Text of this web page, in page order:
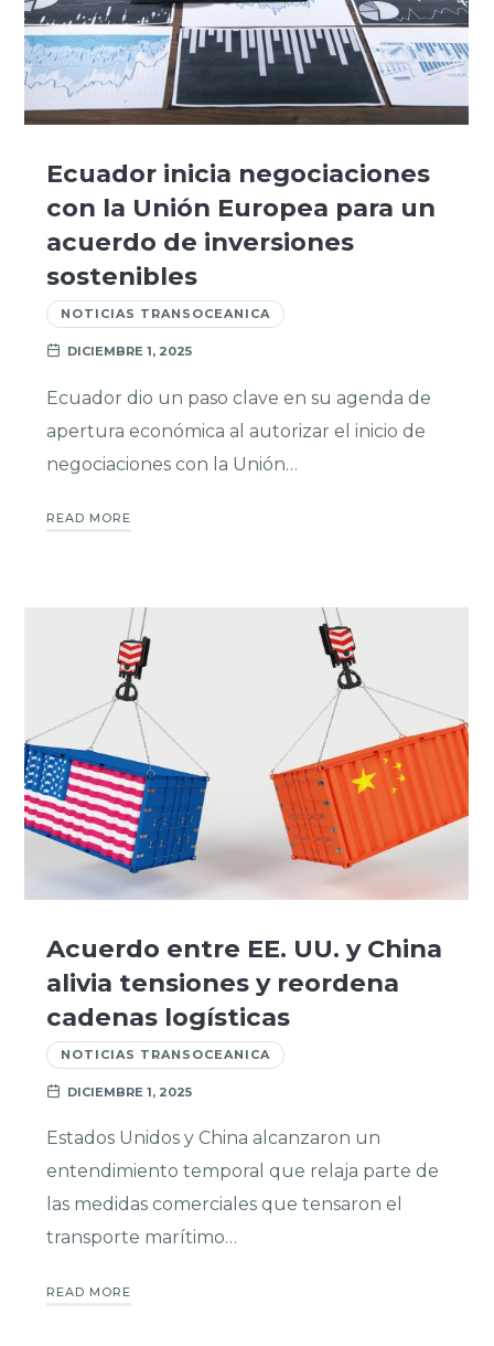
Ecuador inicia negociaciones
con la Unión Europea para un
acuerdo de inversiones
sostenibles
NOTICIAS TRANSOCEANICA
DICIEMBRE 1, 2025
Ecuador dio un paso clave en su agenda de
apertura económica al autorizar el inicio de
negociaciones con la Unión…
READ MORE
Acuerdo entre EE. UU. y China
alivia tensiones y reordena
cadenas logísticas
NOTICIAS TRANSOCEANICA
DICIEMBRE 1, 2025
Estados Unidos y China alcanzaron un
entendimiento temporal que relaja parte de
las medidas comerciales que tensaron el
transporte marítimo…
READ MORE